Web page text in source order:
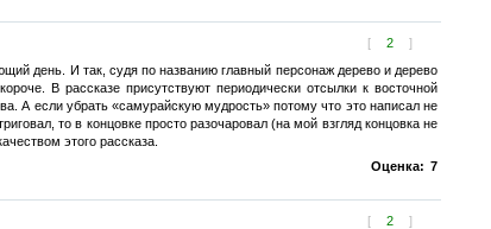
[ 2 ]
день. И так, судя по названию главный персонаж дерево и дерево
В рассказе присутствуют периодически отсылки к восточной
А если убрать «самурайскую мудрость» потому что это написал не
то в концовке просто разочаровал (на мой взгляд концовка не
этого рассказа.
Оценка: 7
[ 2 ]